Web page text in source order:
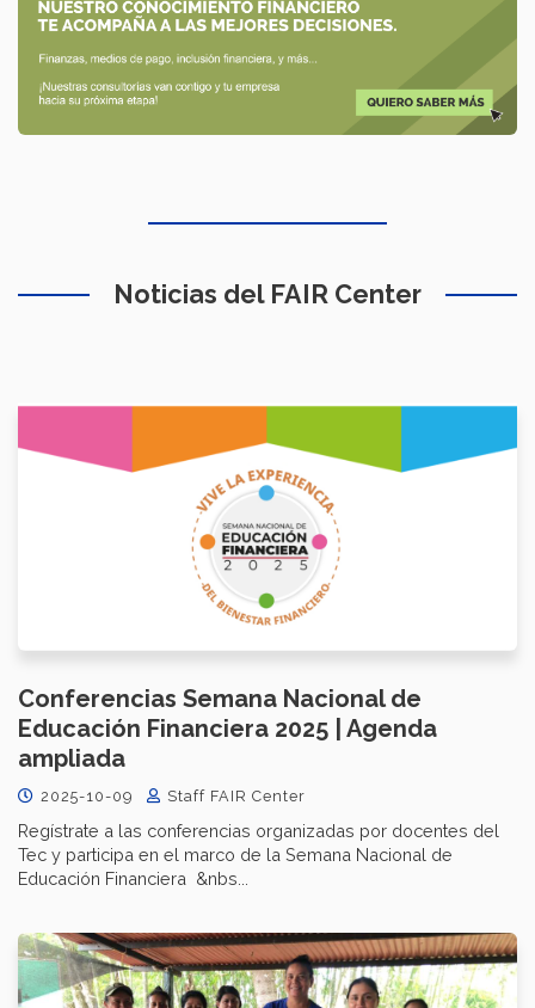
Noticias del FAIR Center
Conferencias Semana Nacional de
Educación Financiera 2025 | Agenda
ampliada
2025-10-09 Staff FAIR Center
Regístrate a las conferencias organizadas por docentes del
Tec y participa en el marco de la Semana Nacional de
Educación Financiera &nbs...